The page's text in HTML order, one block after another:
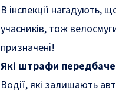
В інспекції нагадують,
учасників, тож
призначені!
Які штрафи
Водії, які залишають